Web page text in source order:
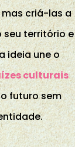
criá-las a
território e
ideia une o
culturais
futuro sem